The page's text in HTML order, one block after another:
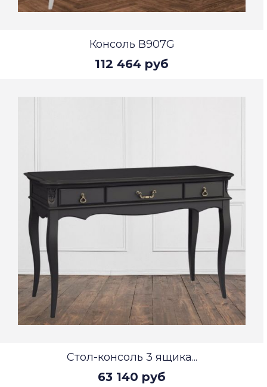
Консоль В907G
112 464 руб
Стол-консоль 3 ящика...
63 140 руб